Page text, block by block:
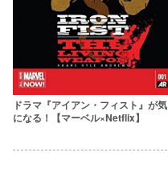
ドラマ『アイアン・フィスト』が気
になる！【マーベル×Netflix】